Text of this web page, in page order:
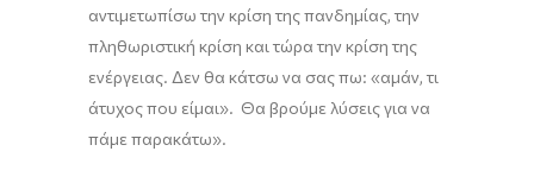
αντιμετωπίσω την κρίση της πανδημίας, την
πληθωριστική κρίση και τώρα την κρίση της
ενέργειας. Δεν θα κάτσω να σας πω: «αμάν, τι
άτυχος που είμαι». Θα βρούμε λύσεις για να
πάμε παρακάτω».